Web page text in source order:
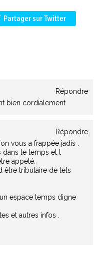
Partager sur Twitter
Répondre
bien cordialement
Répondre
vous a frappée jadis .
le temps et l
appelé.
être tributaire de tels
espace temps digne
et autres infos .